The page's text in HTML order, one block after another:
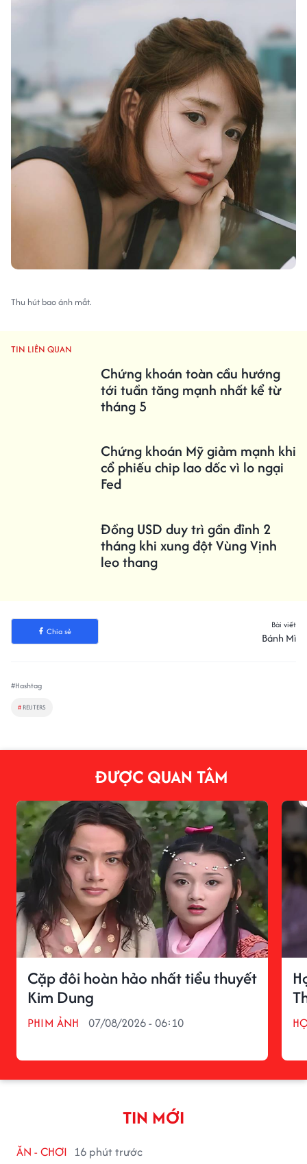
Thu hút bao ánh mắt.
TIN LIÊN QUAN
Chứng khoán toàn cầu hướng
tới tuần tăng mạnh nhất kể từ
tháng 5
Chứng khoán Mỹ giảm mạnh khi
cổ phiếu chip lao dốc vì lo ngại
Fed
Đồng USD duy trì gần đỉnh 2
tháng khi xung đột Vùng Vịnh
leo thang
Chia sẻ
Bài viết
Bánh Mì
#Hashtag
# REUTERS
ĐƯỢC QUAN TÂM
Cặp đôi hoàn hảo nhất tiểu thuyết
Kim Dung
PHIM ẢNH 07/08/2026 - 06:10
TIN MỚI
ĂN - CHƠI 16 phút trước